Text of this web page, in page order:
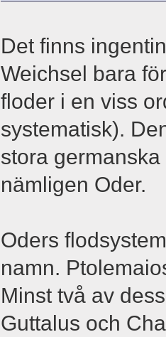
Det finns
Weichsel bara
floder i en viss
systematisk).
stora
nämligen Oder.
Oders
namn.
Minst två av
Guttalus och